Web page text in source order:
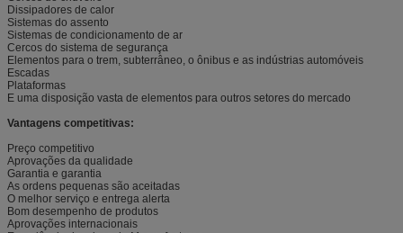
Dissipadores de calor
Sistemas do assento
Sistemas de condicionamento de ar
Cercos do sistema de segurança
Elementos para o trem, subterrâneo, o ônibus e as indústrias automóveis
Escadas
Plataformas
E uma disposição vasta de elementos para outros setores do mercado
Vantagens competitivas:
Preço competitivo
Aprovações da qualidade
Garantia e garantia
As ordens pequenas são aceitadas
O melhor serviço e entrega alerta
Bom desempenho de produtos
Aprovações internacionais